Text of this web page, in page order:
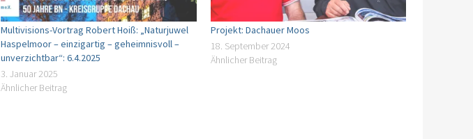
Multivisions-Vortrag Robert Hoiß: „Naturjuwel
Haspelmoor – einzigartig – geheimnisvoll –
unverzichtbar“: 6.4.2025
3. Januar 2025
Ähnlicher Beitrag
Projekt: Dachauer Moos
18. September 2024
Ähnlicher Beitrag